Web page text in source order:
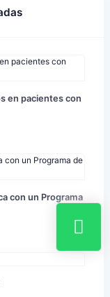
en pacientes con
con un Programa